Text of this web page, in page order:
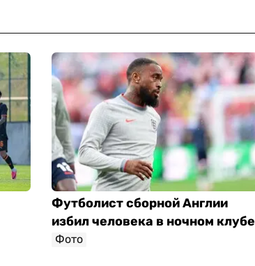
Футболист сборной Англии
избил человека в ночном клубе
Фото